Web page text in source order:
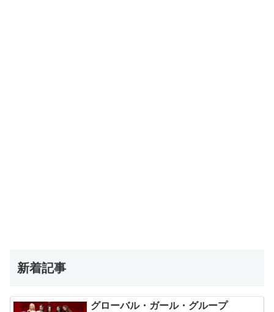
新着記事
グローバル・ガール・グループ